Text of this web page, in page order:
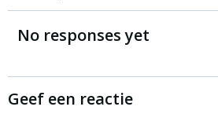
navigatie
No responses yet
Geef een reactie